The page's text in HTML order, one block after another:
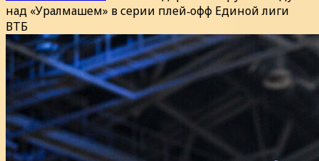
над «Уралмашем» в серии плей‑офф Единой лиги
ВТБ